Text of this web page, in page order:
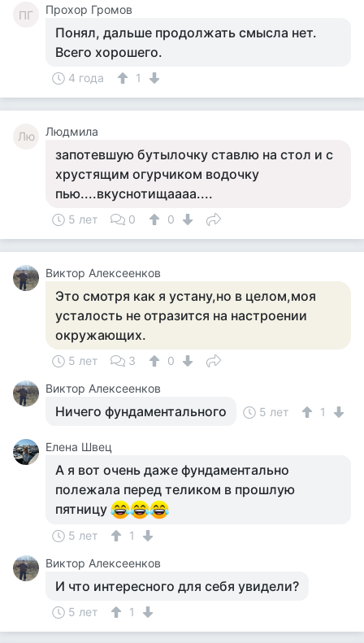
ПГ Прохор Громов
Понял, дальше продолжать смысла нет.
Всего хорошего.
4 года 1
Лю Людмила
запотевшую бутылочку ставлю на стол и с
хрустящим огурчиком водочку
пью....вкуснотищаааа....
5 лет 0 0
Виктор Алексеенков
Это смотря как я устану,но в целом,моя
усталость не отразится на настроении
окружающих.
5 лет 3
0
Виктор Алексеенков
Ничего фундаментального 5 лет 1
Елена Швец
А я вот очень даже фундаментально
полежала перед теликом в прошлую
пятницу
5 лет
1
Виктор Алексеенков
И что интересного для себя увидели?
5 лет 1